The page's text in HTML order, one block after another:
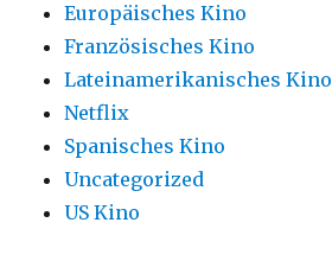
Europäisches Kino
Französisches Kino
Lateinamerikanisches Kino
Netflix
Spanisches Kino
Uncategorized
US Kino